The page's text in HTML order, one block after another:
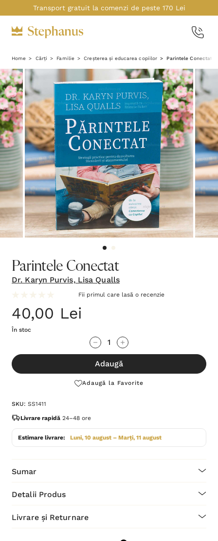
Transport gratuit la comenzi de peste 170 Lei
Home Cărți Familie Creșterea și educarea copiilor Parintele Conectat
Parintele Conectat
Dr. Karyn Purvis, Lisa Qualls
Fii primul care lasă o recenzie
40,00 Lei
În stoc
te!
Stocul
Adaugă
Adaugă la Favorite
SKU: SS1411
Livrare rapidă 24–48 ore
Estimare livrare: Luni, 10 august – Marți, 11 august
Sumar
Detalii Produs
Livrare și Returnare